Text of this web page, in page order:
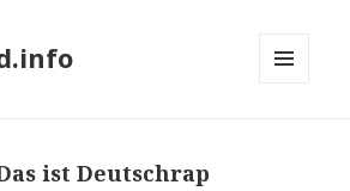
ist Deutschrap